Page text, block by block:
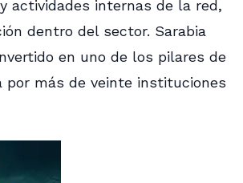
actividades internas de la red,
dentro del sector. Sarabia
en uno de los pilares de
más de veinte instituciones